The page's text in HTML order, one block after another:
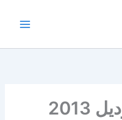
كامري فل كامل موديل 2013